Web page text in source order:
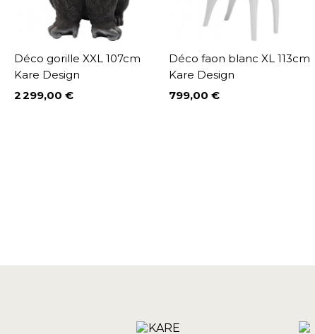
Déco gorille XXL 107cm
Kare Design
Prix
2 299,00 €
Déco faon blanc XL 113cm
Kare Design
Prix
799,00 €